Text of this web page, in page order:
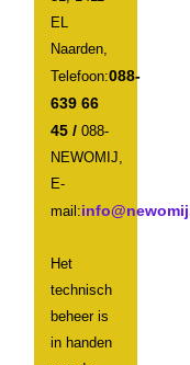
EL
Naarden,
Telefoon:088-
639 66
45 /088-
NEWOMIJ,
E-
mail:
Het
technisch
beheer is
in handen